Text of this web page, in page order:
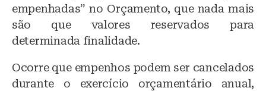
empenhadas” no Orçamento, que nada mais
são que valores reservados para
determinada finalidade.
Ocorre que empenhos podem ser cancelados
durante o exercício orçamentário anual,